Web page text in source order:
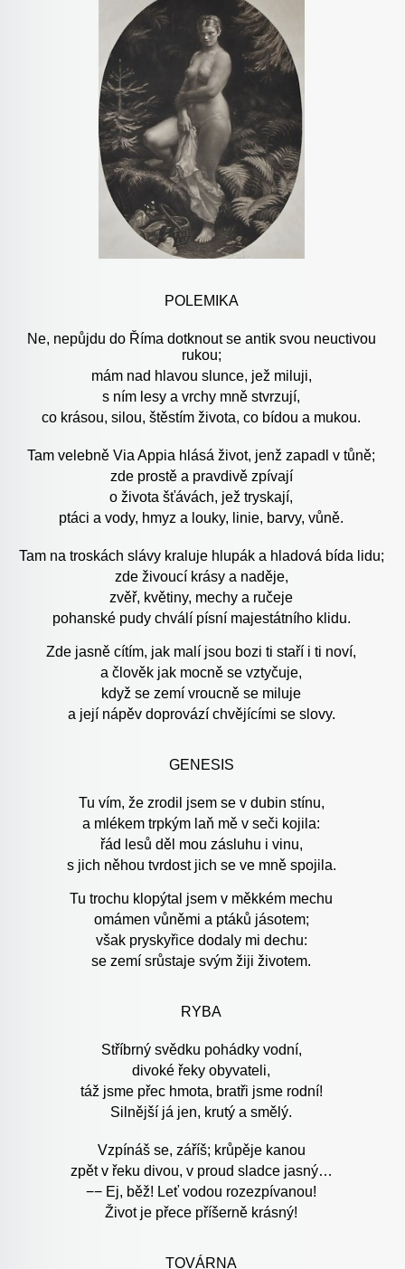
POLEMIKA
Ne, nepůjdu do Říma dotknout se antik svou neuctivou
rukou;
mám nad hlavou slunce, jež miluji,
s ním lesy a vrchy mně stvrzují,
co krásou, silou, štěstím života, co bídou a mukou.
Tam velebně Via Appia hlásá život, jenž zapadl v tůně;
zde prostě a pravdivě zpívají
o života šťávách, jež tryskají,
ptáci a vody, hmyz a louky, linie, barvy, vůně.
Tam na troskách slávy kraluje hlupák a hladová bída lidu;
zde živoucí krásy a naděje,
zvěř, květiny, mechy a ručeje
pohanské pudy chválí písní majestátního klidu.
Zde jasně cítím, jak malí jsou bozi ti staří i ti noví,
a člověk jak mocně se vztyčuje,
když se zemí vroucně se miluje
a její nápěv doprovází chvějícími se slovy.
GENESIS
Tu vím, že zrodil jsem se v dubin stínu,
a mlékem trpkým laň mě v seči kojila:
řád lesů děl mou zásluhu i vinu,
s jich něhou tvrdost jich se ve mně spojila.
Tu trochu klopýtal jsem v měkkém mechu
omámen vůněmi a ptáků jásotem;
však pryskyřice dodaly mi dechu:
se zemí srůstaje svým žiji životem.
RYBA
Stříbrný svědku pohádky vodní,
divoké řeky obyvateli,
táž jsme přec hmota, bratři jsme rodní!
Silnější já jen, krutý a smělý.
Vzpínáš se, záříš; krůpěje kanou
zpět v řeku divou, v proud sladce jasný…
−− Ej, běž! Leť vodou rozezpívanou!
Život je přece příšerně krásný!
TOVÁRNA